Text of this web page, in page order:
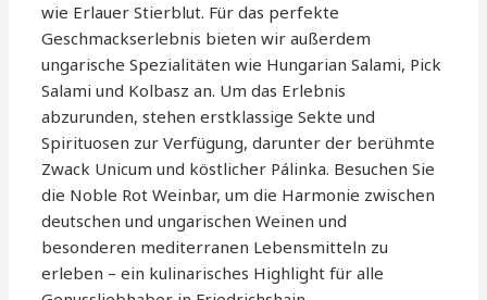
wie Erlauer Stierblut. Für das perfekte
Geschmackserlebnis bieten wir außerdem
ungarische Spezialitäten wie Hungarian Salami, Pick
Salami und Kolbasz an. Um das Erlebnis
abzurunden, stehen erstklassige Sekte und
Spirituosen zur Verfügung, darunter der berühmte
Zwack Unicum und köstlicher Pálinka. Besuchen Sie
die Noble Rot Weinbar, um die Harmonie zwischen
deutschen und ungarischen Weinen und
besonderen mediterranen Lebensmitteln zu
erleben – ein kulinarisches Highlight für alle